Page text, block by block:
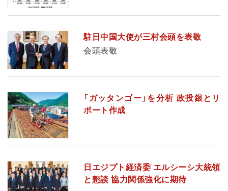
駐日中国大使が三村会頭を表敬
会頭表敬
「ガッタンゴー」を分析 政投銀とリ
ポート作成
日エジプト経済委 エルシーシ大統領
と懇談 協力関係強化に期待